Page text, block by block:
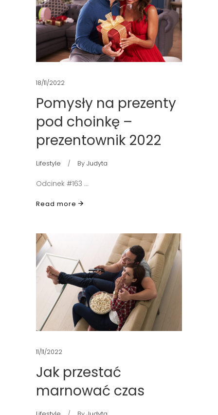
18/11/2022
Pomysły na prezenty
pod choinkę –
prezentownik 2022
Lifestyle By Judyta
Odcinek #163
Read more
11/11/2022
Jak przestać
marnować czas